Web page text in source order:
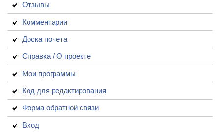
Отзывы
Комментарии
Доска почета
Справка / О проекте
Мои программы
Код для редактирования
Форма обратной связи
Вход